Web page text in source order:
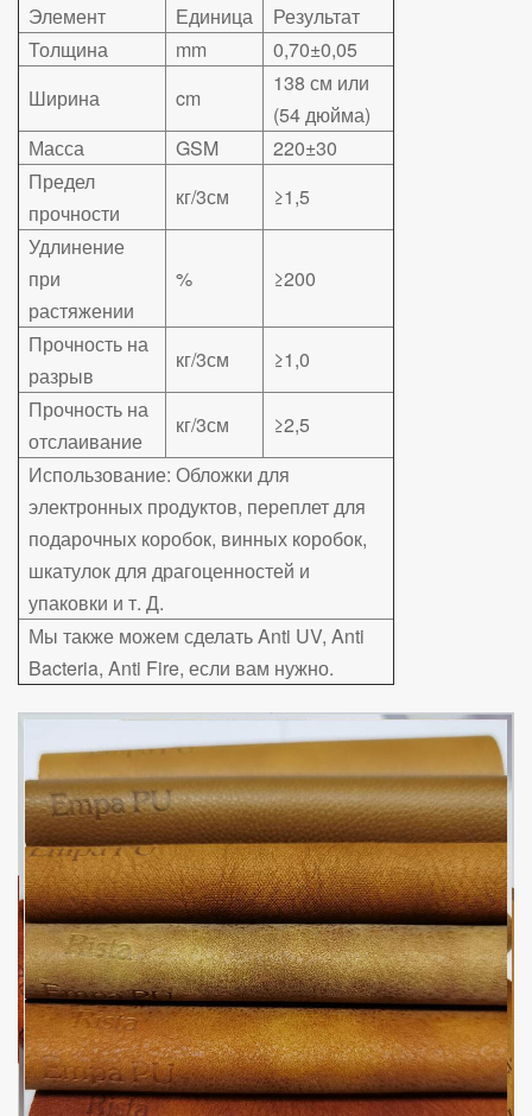
Элемент
Единица
Результат
Толщина
mm
0,70±0,05
Ширина
cm
138 см или
(54 дюйма)
Масса
GSM
220±30
Предел
прочности
кг/3см
≥1,5
Удлинение
при
растяжении
% ≥200
Прочность на
разрыв
кг/3см
≥1,0
Прочность на
отслаивание
кг/3см
≥2,5
Использование: Обложки для
электронных продуктов, переплет для
подарочных коробок, винных коробок,
шкатулок для драгоценностей и
упаковки и т. Д.
Мы также можем сделать Anti UV, Anti
Bacteria, Anti Fire, если вам нужно.